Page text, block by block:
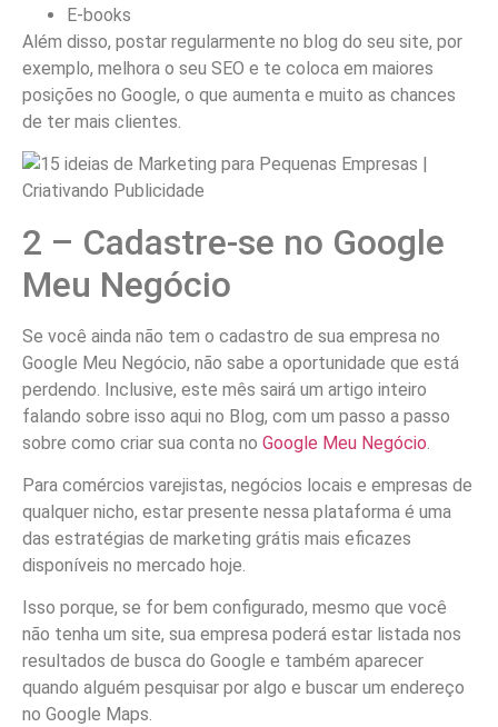
E-books
Além disso, postar regularmente no blog do seu site, por
exemplo, melhora o seu SEO e te coloca em maiores
posições no Google, o que aumenta e muito as chances
de ter mais clientes.
2 – Cadastre-se no Google
Meu Negócio
Se você ainda não tem o cadastro de sua empresa no
Google Meu Negócio, não sabe a oportunidade que está
perdendo. Inclusive, este mês sairá um artigo inteiro
falando sobre isso aqui no Blog, com um passo a passo
sobre como criar sua conta no Google Meu Negócio
Para comércios varejistas, negócios locais e empresas de
qualquer nicho, estar presente nessa plataforma é uma
das estratégias de marketing grátis mais eficazes
disponíveis no mercado hoje.
Isso porque, se for bem configurado, mesmo que você
não tenha um site, sua empresa poderá estar listada nos
resultados de busca do Google e também aparecer
quando alguém pesquisar por algo e buscar um endereço
no Google Maps.